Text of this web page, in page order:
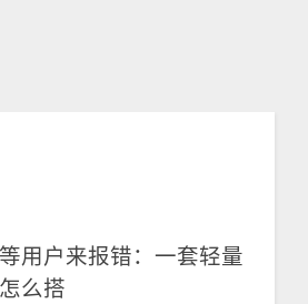
用户来报错：一套轻量
么搭